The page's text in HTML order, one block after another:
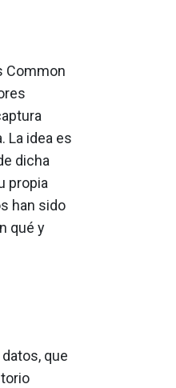
Common
La idea es
dicha
propia
han sido
qué y
que